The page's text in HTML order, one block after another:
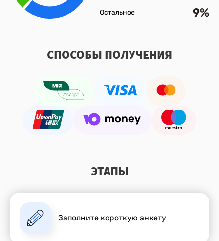
Остальное 9%
СПОСОБЫ ПОЛУЧЕНИЯ
ЭТАПЫ
Заполните короткую анкету